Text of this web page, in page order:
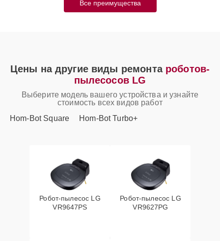
Все преимущества
Цены на другие виды ремонта роботов-
пылесосов LG
Выберите модель вашего устройства и узнайте
стоимость всех видов работ
Hom-Bot Square
Hom-Bot Turbo+
Робот-пылесос LG
VR9647PS
Робот-пылесос LG
VR9627PG